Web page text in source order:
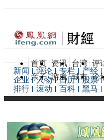
首页 资讯 台湾 评
亲子 游戏 城市 论
新闻 评论 专栏 产经
企业
人物 日历 股票
排行
滚动 百科 黑马